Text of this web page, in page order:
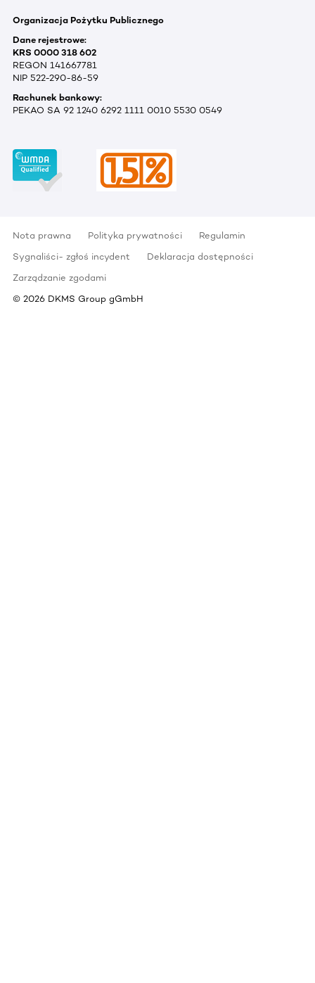
Organizacja Pożytku Publicznego
Dane rejestrowe:
KRS 0000 318 602
REGON 141667781
NIP 522-290-86-59
Rachunek bankowy:
PEKAO SA 92 1240 6292 1111 0010 5530 0549
Nota prawna Polityka prywatności
Regulamin
Sygnaliści- zgłoś incydent
Deklaracja dostępności
Zarządzanie zgodami
© 2026 DKMS Group gGmbH